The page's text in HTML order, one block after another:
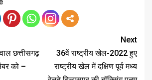
छत्तीसगढ़
को –
Next
36वें राष्ट्रीय खेल-2022 हुए
राष्ट्रीय खेल में दक्षिण पूर्व मध्य